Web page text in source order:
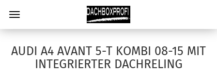
AUDI A4 AVANT 5-T KOMBI 08-15 MIT
INTEGRIERTER DACHRELING